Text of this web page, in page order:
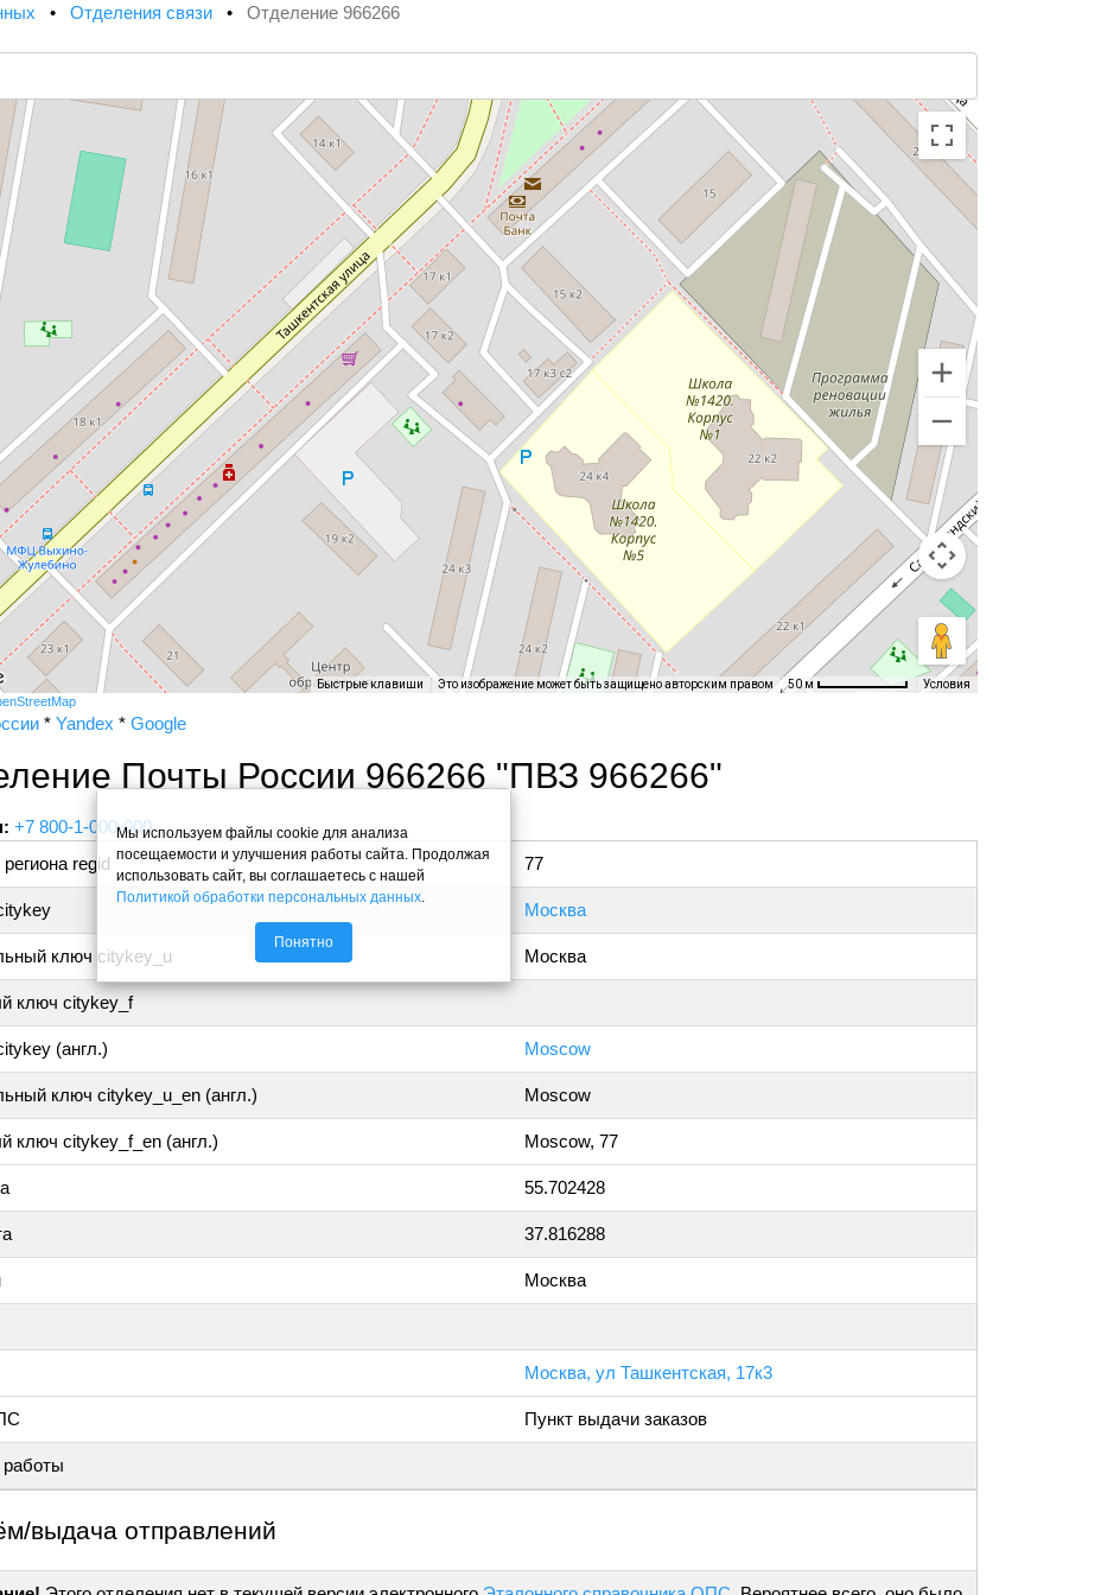
• Отделения связи • Отделение 966266
Быстрые клавиши Это изображение может быть защищено авторским правом 50 м Условия
* Yandex * Google
Почты России 966266 "ПВЗ 966266"
+7 800-1-000-000
regid
77
Москва
ключ citykey_u Москва
ключ citykey_f
(англ.) Moscow
ключ citykey_u_en (англ.) Moscow
ключ citykey_f_en (англ.) Moscow, 77
55.702428
37.816288
Москва
Москва, ул Ташкентская, 17к3
Пункт выдачи заказов
выдача отправлений
Мы используем файлы cookie для анализа
посещаемости и улучшения работы сайта. Продолжая
использовать сайт, вы соглашаетесь с нашей
Политикой обработки персональных данных
Понятно